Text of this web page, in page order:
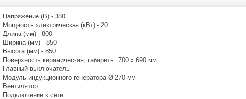
Напряжение (В) - 380
Мощность электрическая (кВт) - 20
Длина (мм) - 800
Ширина (мм) - 850
Высота (мм) - 850
Поверхность керамическая, габариты: 700 x 690 мм
Главный выключатель
Модуль индукционного генератора Ø 270 мм
Вентилятор
Подключение к сети